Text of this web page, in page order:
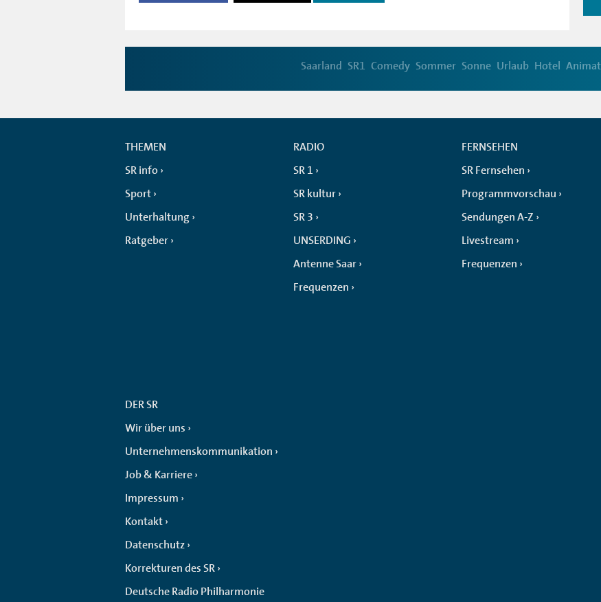
Saarland SR1 Comedy Sommer Sonne Urlaub Hotel
THEMEN
SR info
Sport
Unterhaltung
Ratgeber
RADIO
SR 1
SR kultur
SR 3
UNSERDING
Antenne Saar
Frequenzen
FERNSEHEN
SR Fernsehen
Programmvorschau
Sendungen A-Z
Livestream
Frequenzen
DER SR
Wir über uns
Unternehmenskommunikation
Job & Karriere
Impressum
Kontakt
Datenschutz
Korrekturen des SR
Deutsche Radio Philharmonie